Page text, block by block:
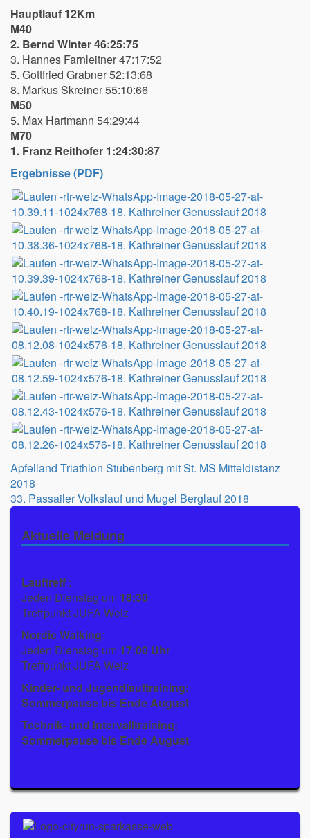
Hauptlauf 12Km
M40
2. Bernd Winter 46:25:75
3. Hannes Farnleitner 47:17:52
5. Gottfried Grabner 52:13:68
8. Markus Skreiner 55:10:66
M50
5. Max Hartmann 54:29:44
M70
1. Franz Reithofer 1:24:30:87
Ergebnisse (PDF)
Beitragsnavigation
Apfelland Triathlon Stubenberg mit St. MS Mitteldistanz
2018
33. Passailer Volkslauf und Mugel Berglauf 2018
Aktuelle Meldung
Lauftreff :
Jeden Dienstag um 18:30
Treffpunkt JUFA Weiz
Nordic Walking:
Jeden Dienstag um 17:00 Uhr
Treffpunkt JUFA Weiz
Kinder- und Jugendlauftraining:
Sommerpause bis Ende August
Technik- und Intervalltraining:
Sommerpause bis Ende August